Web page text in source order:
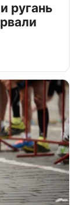
ругань